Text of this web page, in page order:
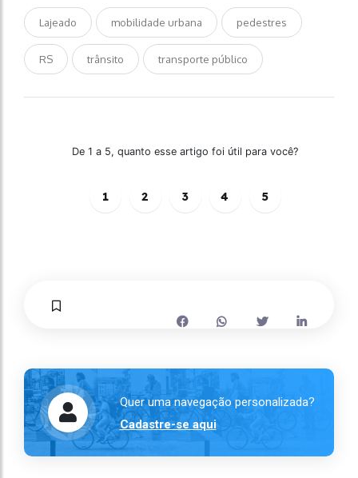
Lajeado mobilidade urbana pedestres
RS trânsito transporte público
De 1 a 5, quanto esse artigo foi útil para você?
1 2 3 4 5
Quer uma navegação personalizada?
Cadastre-se aqui